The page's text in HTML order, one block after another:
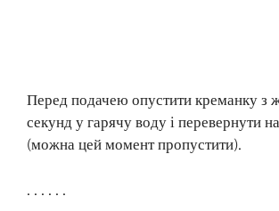
Перед подачею опустити креманку з
секунд у гарячу воду і перевернути
(можна цей момент пропустити).
. . . . . .